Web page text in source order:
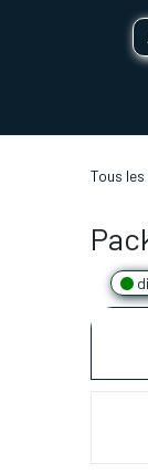
Tous